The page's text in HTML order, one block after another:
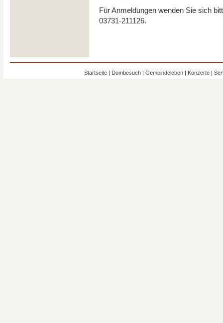
Für Anmeldungen wenden Sie sich
03731-211126.
Startseite Dombesuch Gemeindeleben Konzerte